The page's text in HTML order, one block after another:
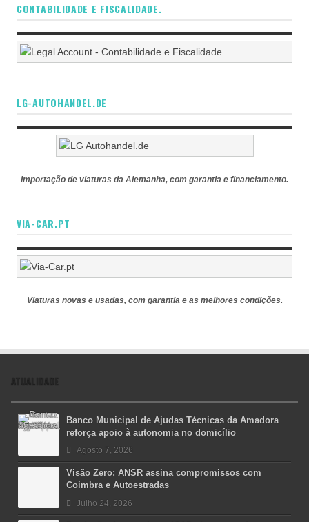
CONTABILIDADE E FISCALIDADE.
LG-AUTOHANDEL.DE
Importação de viaturas da Alemanha, com garantia e financiamento.
VIA-CAR.PT
Viaturas novas e usadas, com garantia e as melhores condições.
ATUALIDADE
Banco Municipal de Ajudas Técnicas da Amadora
reforça apoio à autonomia no domicílio
Agosto 7, 2026
Visão Zero: ANSR assina compromissos com
Coimbra e Autoestradas
Julho 24, 2026